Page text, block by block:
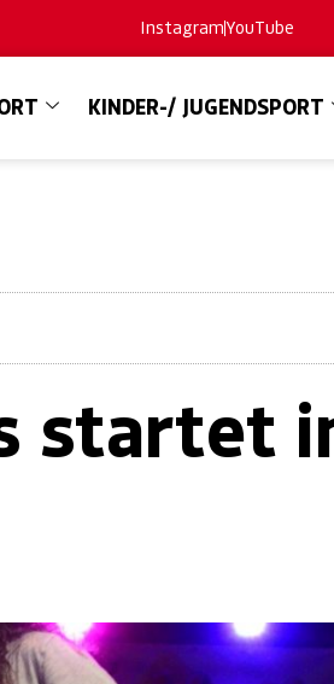
InstagramYouTube
KINDER-/ JUGENDSPORT
startet